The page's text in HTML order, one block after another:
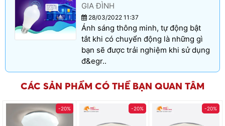
GIA ĐÌNH
28/03/2022 11:37
Ánh sáng thông minh, tự động bật
tắt khi có chuyển động là những gì
bạn sẽ được trải nghiệm khi sử dụng
đ&egr..
CÁC SẢN PHẨM CÓ THỂ BẠN QUAN TÂM
-20% -20% -20%